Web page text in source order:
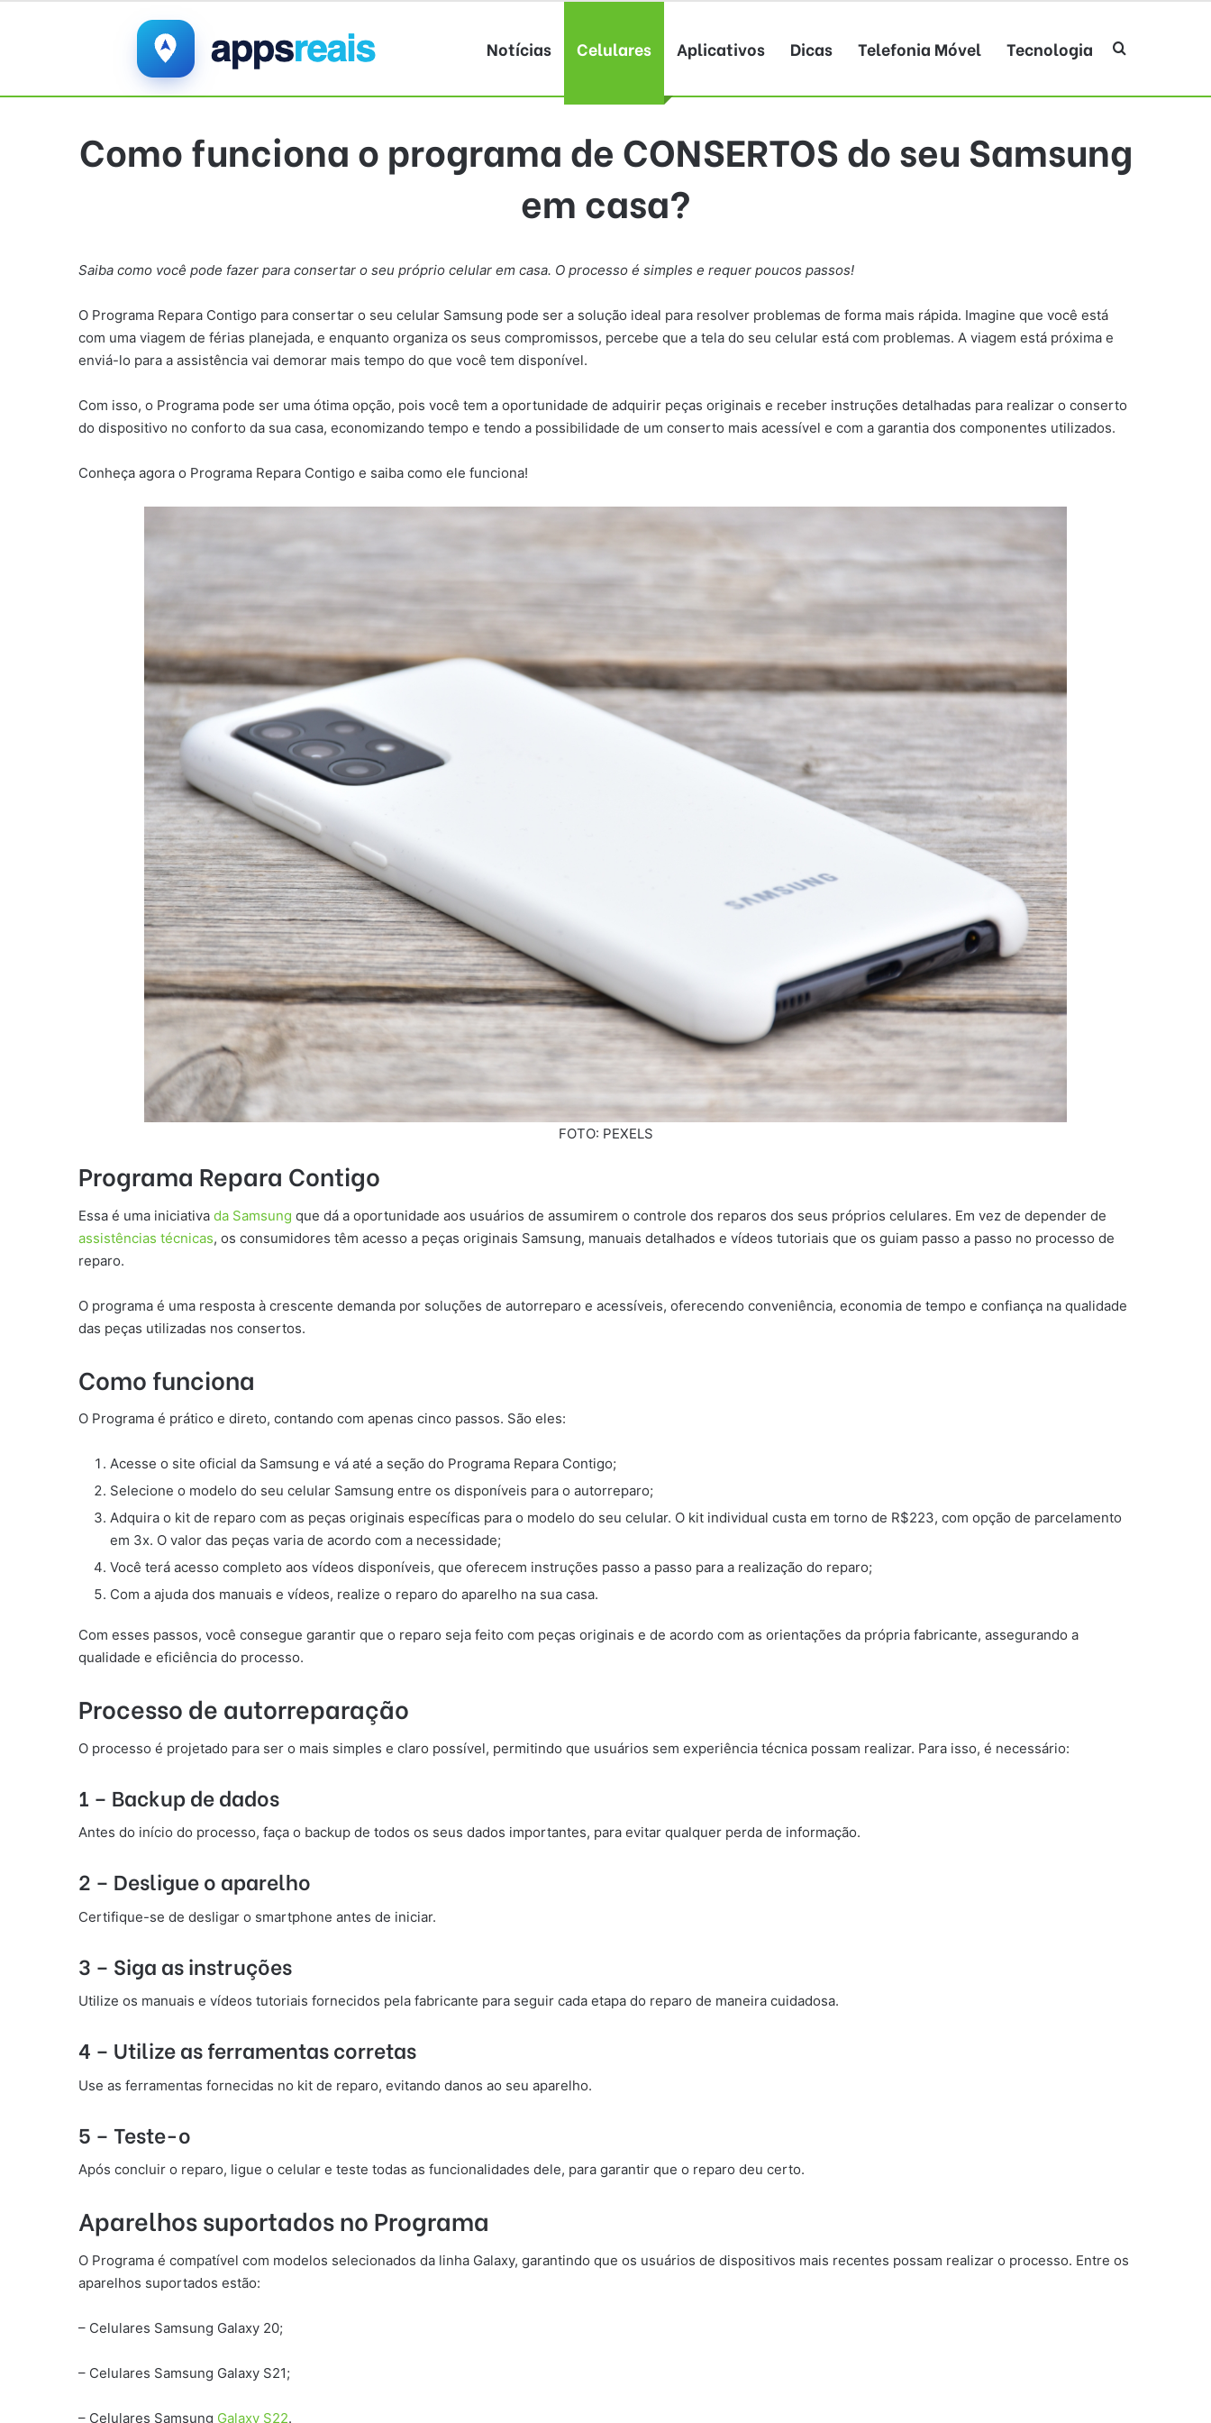
Notícias Celulares Aplicativos Dicas Telefonia Móvel Tecnologia Procurar por
Como funciona o programa de CONSERTOS do seu Samsung
em casa?
Saiba como você pode fazer para consertar o seu próprio celular em casa. O processo é simples e requer poucos passos!
O Programa Repara Contigo para consertar o seu celular Samsung pode ser a solução ideal para resolver problemas de forma mais rápida. Imagine que você está
com uma viagem de férias planejada, e enquanto organiza os seus compromissos, percebe que a tela do seu celular está com problemas. A viagem está próxima e
enviá-lo para a assistência vai demorar mais tempo do que você tem disponível.
Com isso, o Programa pode ser uma ótima opção, pois você tem a oportunidade de adquirir peças originais e receber instruções detalhadas para realizar o conserto
do dispositivo no conforto da sua casa, economizando tempo e tendo a possibilidade de um conserto mais acessível e com a garantia dos componentes utilizados.
Conheça agora o Programa Repara Contigo e saiba como ele funciona!
FOTO: PEXELS
Programa Repara Contigo
Essa é uma iniciativa da Samsung que dá a oportunidade aos usuários de assumirem o controle dos reparos dos seus próprios celulares. Em vez de depender de
assistências técnicas, os consumidores têm acesso a peças originais Samsung, manuais detalhados e vídeos tutoriais que os guiam passo a passo no processo de
reparo.
O programa é uma resposta à crescente demanda por soluções de autorreparo e acessíveis, oferecendo conveniência, economia de tempo e confiança na qualidade
das peças utilizadas nos consertos.
Como funciona
O Programa é prático e direto, contando com apenas cinco passos. São eles:
Acesse o site oficial da Samsung e vá até a seção do Programa Repara Contigo;
Selecione o modelo do seu celular Samsung entre os disponíveis para o autorreparo;
Adquira o kit de reparo com as peças originais específicas para o modelo do seu celular. O kit individual custa em torno de R$223, com opção de parcelamento
em 3x. O valor das peças varia de acordo com a necessidade;
Você terá acesso completo aos vídeos disponíveis, que oferecem instruções passo a passo para a realização do reparo;
Com a ajuda dos manuais e vídeos, realize o reparo do aparelho na sua casa.
Com esses passos, você consegue garantir que o reparo seja feito com peças originais e de acordo com as orientações da própria fabricante, assegurando a
qualidade e eficiência do processo.
Processo de autorreparação
O processo é projetado para ser o mais simples e claro possível, permitindo que usuários sem experiência técnica possam realizar. Para isso, é necessário:
1 – Backup de dados
Antes do início do processo, faça o backup de todos os seus dados importantes, para evitar qualquer perda de informação.
2 – Desligue o aparelho
Certifique-se de desligar o smartphone antes de iniciar.
3 – Siga as instruções
Utilize os manuais e vídeos tutoriais fornecidos pela fabricante para seguir cada etapa do reparo de maneira cuidadosa.
4 – Utilize as ferramentas corretas
Use as ferramentas fornecidas no kit de reparo, evitando danos ao seu aparelho.
5 – Teste-o
Após concluir o reparo, ligue o celular e teste todas as funcionalidades dele, para garantir que o reparo deu certo.
Aparelhos suportados no Programa
O Programa é compatível com modelos selecionados da linha Galaxy, garantindo que os usuários de dispositivos mais recentes possam realizar o processo. Entre os
aparelhos suportados estão:
– Celulares Samsung Galaxy 20;
– Celulares Samsung Galaxy S21;
– Celulares Samsung Galaxy S22.